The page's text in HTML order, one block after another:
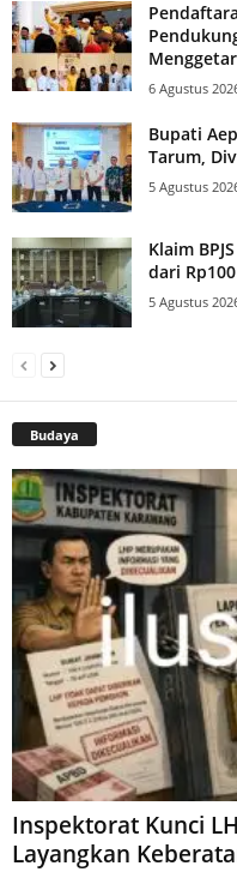
6 Agustus
Bupati
Tarum,
5 Agustus
Klaim
dari
5 Agustus
Budaya
Inspektorat Kunci
Layangkan